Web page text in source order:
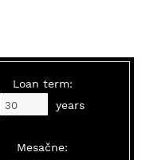
Loan term:
years
Mesačne: